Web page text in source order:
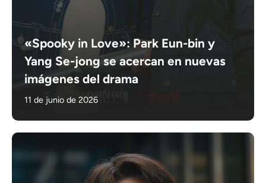
«Spooky in Love»: Park Eun-bin y
Yang Se-jong se acercan en nuevas
imágenes del drama
11 de junio de 2026